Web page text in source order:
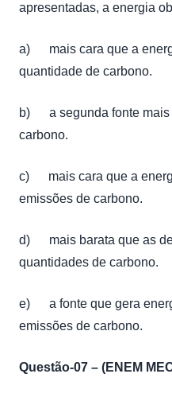
apresentadas, a energia
a) mais cara que a
quantidade de carbono.
b) a segunda fonte mais
carbono.
c) mais cara que a
emissões de carbono.
d) mais barata que as
quantidades de carbono.
e) a fonte que gera
emissões de carbono.
Questão-07 – (ENEM